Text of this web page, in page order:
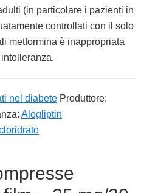
(in particolare i pazienti in
controllati con il solo
metformina è inappropriata
nel diabete Produttore:
Alogliptin